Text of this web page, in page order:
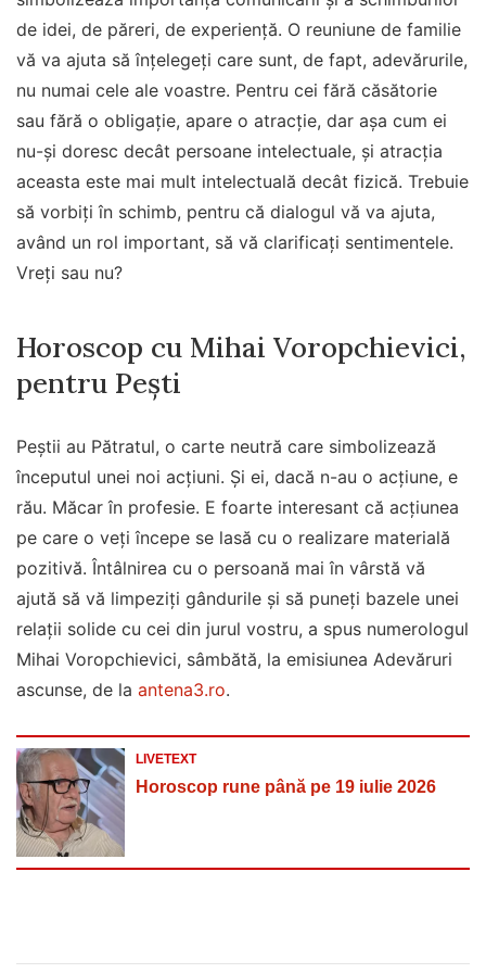
de idei, de păreri, de experiență. O reuniune de familie
vă va ajuta să înțelegeți care sunt, de fapt, adevărurile,
nu numai cele ale voastre. Pentru cei fără căsătorie
sau fără o obligație, apare o atracție, dar așa cum ei
nu-și doresc decât persoane intelectuale, şi atracția
aceasta este mai mult intelectuală decât fizică. Trebuie
să vorbiți în schimb, pentru că dialogul vă va ajuta,
având un rol important, să vă clarificați sentimentele.
Vreți sau nu?
Horoscop cu Mihai Voropchievici,
pentru Peşti
Peştii au Pătratul, o carte neutră care simbolizează
începutul unei noi acțiuni. Și ei, dacă n-au o acțiune, e
rău. Măcar în profesie. E foarte interesant că acțiunea
pe care o veți începe se lasă cu o realizare materială
pozitivă. Întâlnirea cu o persoană mai în vârstă vă
ajută să vă limpeziți gândurile și să puneți bazele unei
relații solide cu cei din jurul vostru, a spus numerologul
Mihai Voropchievici, sâmbătă, la emisiunea Adevăruri
ascunse, de la antena3.ro.
LIVETEXT
Horoscop rune până pe 19 iulie 2026